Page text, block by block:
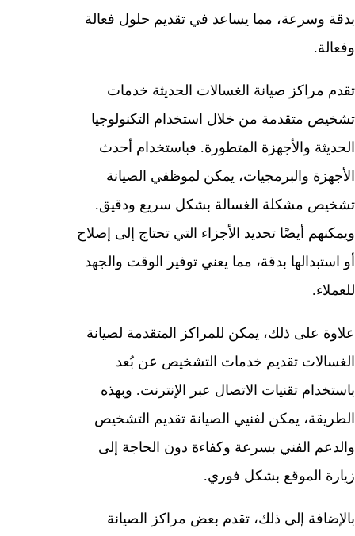
بدقة وسرعة، مما يساعد في تقديم حلول فعالة
وفعالة.
تقدم مراكز صيانة الغسالات الحديثة خدمات
تشخيص متقدمة من خلال استخدام التكنولوجيا
الحديثة والأجهزة المتطورة. فباستخدام أحدث
الأجهزة والبرمجيات، يمكن لموظفي الصيانة
تشخيص مشكلة الغسالة بشكل سريع ودقيق.
ويمكنهم أيضًا تحديد الأجزاء التي تحتاج إلى إصلاح
أو استبدالها بدقة، مما يعني توفير الوقت والجهد
للعملاء.
علاوة على ذلك، يمكن للمراكز المتقدمة لصيانة
الغسالات تقديم خدمات التشخيص عن بُعد
باستخدام تقنيات الاتصال عبر الإنترنت. وبهذه
الطريقة، يمكن لفنيي الصيانة تقديم التشخيص
والدعم الفني بسرعة وكفاءة دون الحاجة إلى
زيارة الموقع بشكل فوري.
بالإضافة إلى ذلك، تقدم بعض مراكز الصيانة